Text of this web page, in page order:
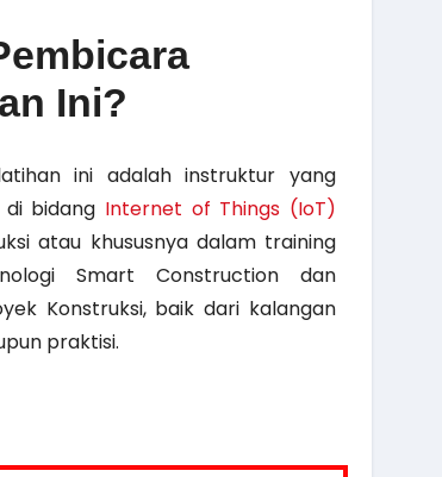
Ini?
ini adalah instruktur yang
bidang Internet of Things (IoT)
atau khususnya dalam training
Smart Construction dan
Konstruksi, baik dari kalangan
praktisi.